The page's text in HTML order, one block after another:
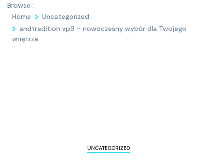
Browse :
Home
Uncategorized
andtradition vp9 – nowoczesny wybór dla Twojego
wnętrza
UNCATEGORIZED